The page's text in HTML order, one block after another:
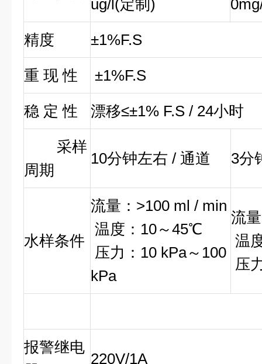
ug/l(定制)
精度 ±1%F.S
重 现 性 ±1%F.S
稳 定 性 漂移≤±1% F.S / 24小时
采样
周期
10分钟左右 / 通道 3分
水样条件
流量：>100 ml / min
温度：10～45℃
压力：10 kPa～100
kPa
流
温
压
报警继电
220V/1A